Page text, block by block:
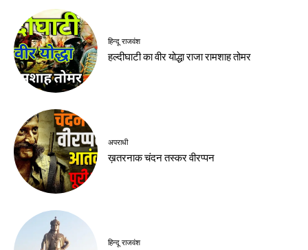
हिन्दू राजवंश
हल्दीघाटी का वीर योद्धा राजा रामशाह तोमर
अपराधी
ख़तरनाक चंदन तस्कर वीरप्पन
हिन्दू राजवंश